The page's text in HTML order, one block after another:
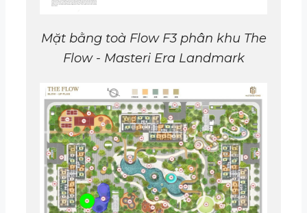
Mặt bằng toà Flow F3 phân khu The
Flow - Masteri Era Landmark